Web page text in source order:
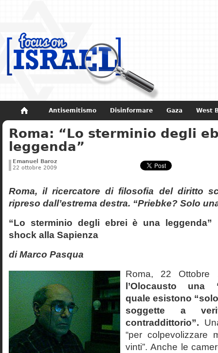
Antisemitismo Disinformare Gaza West
Non dimenticare Storia di Israele
Roma: “Lo sterminio degli
leggenda”
Emanuel Baroz
22 ottobre 2009
Roma, il ricercatore di filosofia del diritto
ripreso dall’estrema destra. “Priebke? Solo
“Lo sterminio degli ebrei è una leggenda”
shock alla Sapienza
di Marco Pasqua
Roma, 22
l’Olocausto una
quale esistono
soggette a
contraddittorio”.
“per colpevolizzare
vinti”. Anche le